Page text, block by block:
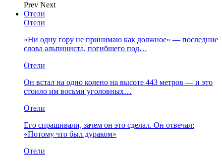
Prev Next
Отели
Отели
«Ни одну гору не принимаю как должное» — последние
слова альпиниста, погибшего под…
Отели
Он встал на одно колено на высоте 443 метров — и это
стоило им восьми уголовных…
Отели
Его спрашивали, зачем он это сделал. Он отвечал:
«Потому что был дураком»
Отели